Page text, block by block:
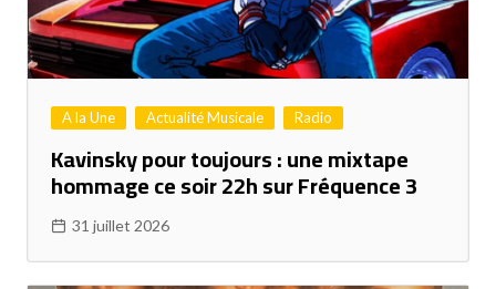
A la Une Actualité Musicale Radio
Kavinsky pour toujours : une mixtape
hommage ce soir 22h sur Fréquence 3
31 juillet 2026